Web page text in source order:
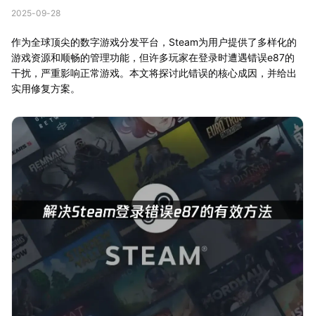
2025-09-28
作为全球顶尖的数字游戏分发平台，Steam为用户提供了多样化的
游戏资源和顺畅的管理功能，但许多玩家在登录时遭遇错误e87的
干扰，严重影响正常游戏。本文将探讨此错误的核心成因，并给出
实用修复方案。